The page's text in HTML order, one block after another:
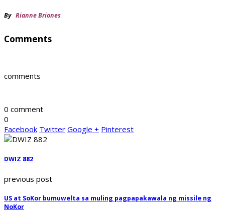
By Rianne Briones
Comments
comments
0 comment
0
Facebook Twitter Google + Pinterest
DWIZ 882
previous post
US at SoKor bumuwelta sa muling pagpapakawala ng missile ng
NoKor